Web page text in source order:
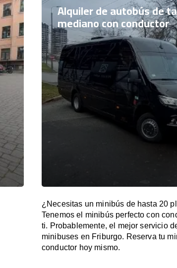
Alquiler de autobús de
mediano con conductor
¿Necesitas un minibús de hasta 20
Tenemos el minibús perfecto con
ti. Probablemente, el mejor servicio
minibuses en Friburgo. Reserva tu
conductor hoy mismo.